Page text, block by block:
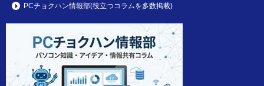
PCチョクハン情報部(役立つコラムを多数掲載)